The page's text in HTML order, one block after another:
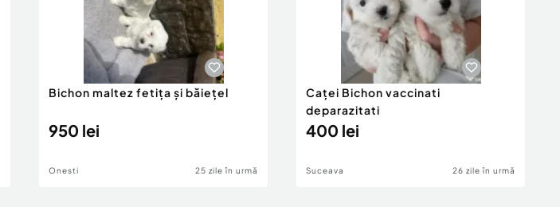
Bichon maltez fetița și băiețel
950 lei
Onesti 25 zile în urmă
Caței Bichon vaccinati
deparazitati
400 lei
Suceava 26 zile în urmă